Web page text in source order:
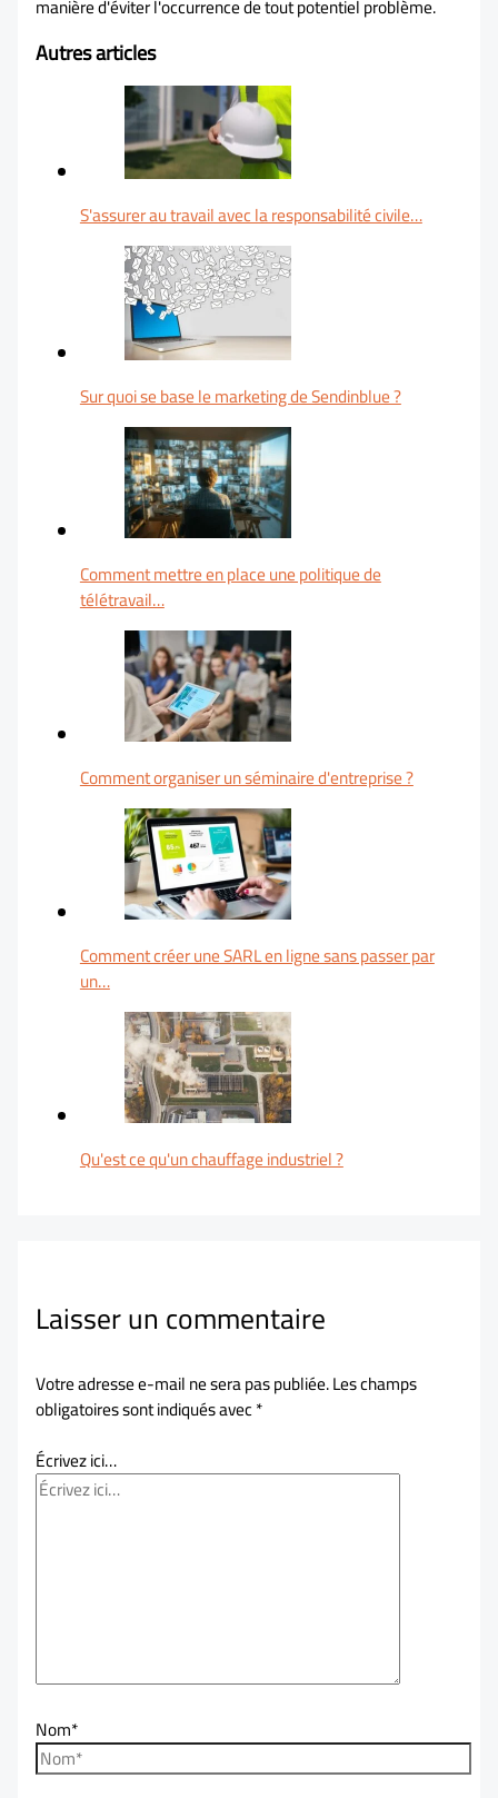
manière d'éviter l'occurrence de tout potentiel problème.
Autres articles
S'assurer au travail avec la responsabilité civile…
Sur quoi se base le marketing de Sendinblue ?
Comment mettre en place une politique de
télétravail…
Comment organiser un séminaire d'entreprise ?
Comment créer une SARL en ligne sans passer par
un…
Qu'est ce qu'un chauffage industriel ?
Laisser un commentaire
Votre adresse e-mail ne sera pas publiée.Les champs
obligatoires sont indiqués avec*
Écrivez ici…
Nom*